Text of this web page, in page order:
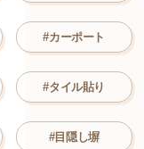
#カーポート
#タイル貼り
#目隠し塀